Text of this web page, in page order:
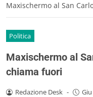
Maxischermo al San
Politica
Maxischermo al
chiama fuori
Redazione Desk -